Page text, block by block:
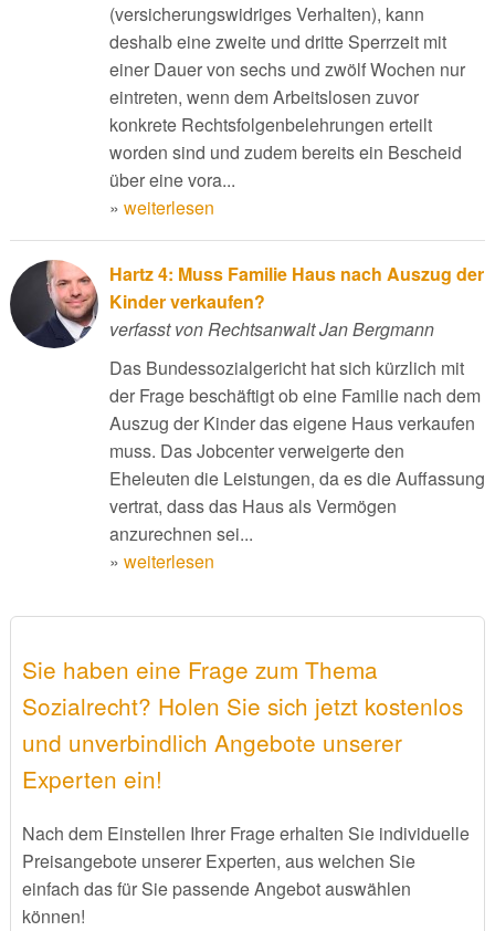
(versicherungswidriges Verhalten), kann
deshalb eine zweite und dritte Sperrzeit mit
einer Dauer von sechs und zwölf Wochen nur
eintreten, wenn dem Arbeitslosen zuvor
konkrete Rechtsfolgenbelehrungen erteilt
worden sind und zudem bereits ein Bescheid
über eine vora...
» weiterlesen
Hartz 4: Muss Familie Haus nach Auszug der
Kinder verkaufen?
verfasst von Rechtsanwalt Jan Bergmann
Das Bundessozialgericht hat sich kürzlich mit
der Frage beschäftigt ob eine Familie nach dem
Auszug der Kinder das eigene Haus verkaufen
muss. Das Jobcenter verweigerte den
Eheleuten die Leistungen, da es die Auffassung
vertrat, dass das Haus als Vermögen
anzurechnen sei...
» weiterlesen
Sie haben eine Frage zum Thema
Sozialrecht? Holen Sie sich jetzt kostenlos
und unverbindlich Angebote unserer
Experten ein!
Nach dem Einstellen Ihrer Frage erhalten Sie individuelle
Preisangebote unserer Experten, aus welchen Sie
einfach das für Sie passende Angebot auswählen
können!